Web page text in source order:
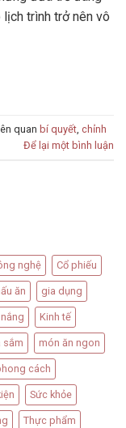
trình trở nên vô
quan bí quyết chỉnh
Để lại một bình luận
nghệ Cổ phiếu
ăn gia dụng
Kinh tế
sắm món ăn ngon
cách
Sức khỏe
Thực phẩm